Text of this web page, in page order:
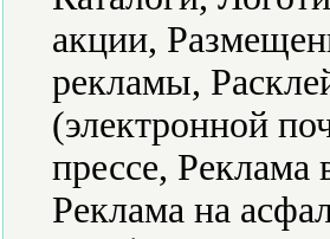
акции,
рекламы,
(электронной
прессе, Реклама
Реклама на